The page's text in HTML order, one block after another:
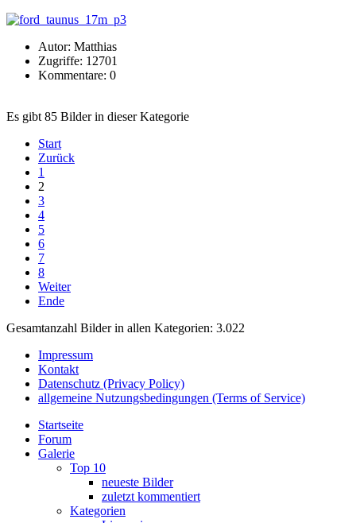
Autor: Matthias
Zugriffe: 12701
Kommentare: 0
Es gibt 85 Bilder in dieser Kategorie
Start
Zurück
1
2
3
4
5
6
7
8
Weiter
Ende
Gesamtanzahl Bilder in allen Kategorien: 3.022
Impressum
Kontakt
Datenschutz (Privacy Policy)
allgemeine Nutzungsbedingungen (Terms of Service)
Startseite
Forum
Galerie
Top 10
neueste Bilder
zuletzt kommentiert
Kategorien